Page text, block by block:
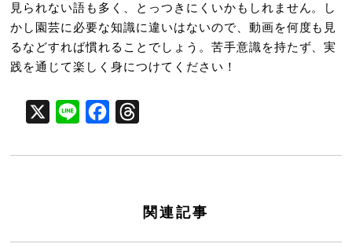
見られない語も多く、とっつきにくいかもしれません。し
かし園芸に必要な知識に違いはないので、動画を何度も見
るなどすれば慣れることでしょう。苦手意識を持たず、実
践を通じて楽しく身につけてください！
X Line Facebook
関連記事